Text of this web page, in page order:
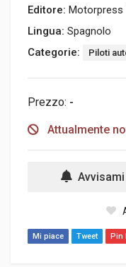
Editore: Motorpress
Lingua: Spagnolo
Categorie:
Piloti
Prezzo: -
Attualmente
Mi piace Tweet Pin